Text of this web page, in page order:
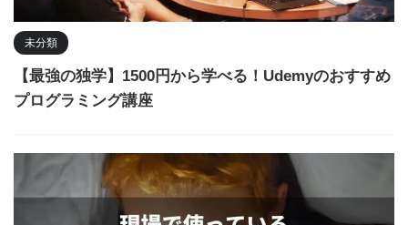
未分類
【最強の独学】1500円から学べる！Udemyのおすすめ
プログラミング講座